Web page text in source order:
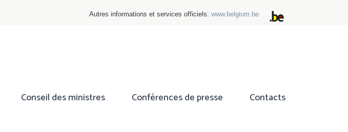
Autres informations et services officiels: www.belgium.be
Conseil des ministres Conférences de presse Contacts